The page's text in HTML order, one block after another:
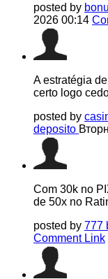
posted by
2026 00:14
A estratégia
certo logo
posted by
deposito
Com 30k no
de 50x no
posted by 777
Comment Link